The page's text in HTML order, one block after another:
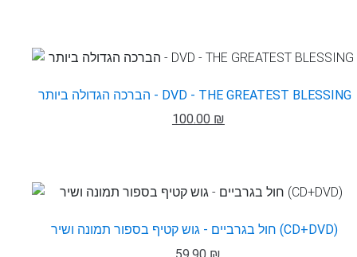
הברכה הגדולה ביותר - DVD - THE GREATEST BLESSING
100.00 ₪
חול בגרביים - גוש קטיף בספור תמונה ושיר (CD+DVD)
59.90 ₪